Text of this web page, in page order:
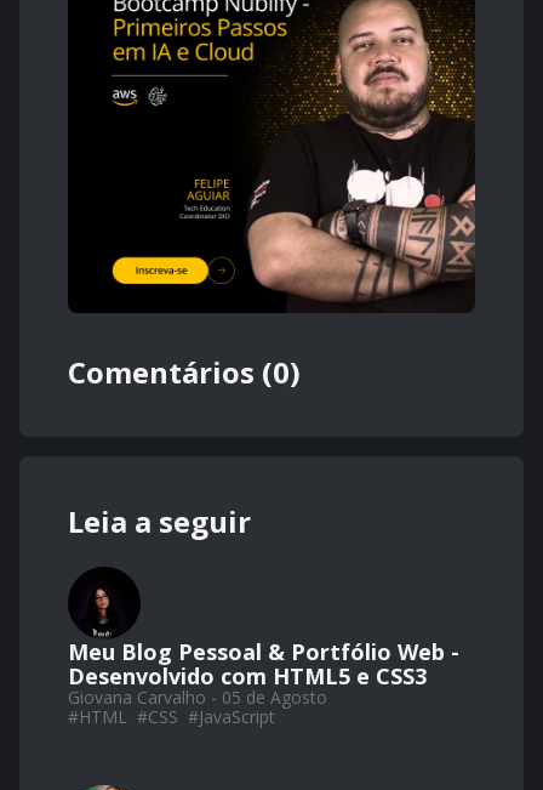
Comentários (0)
Leia a seguir
Meu Blog Pessoal & Portfólio Web -
Desenvolvido com HTML5 e CSS3
Giovana Carvalho - 05 de Agosto
#HTML #CSS #JavaScript